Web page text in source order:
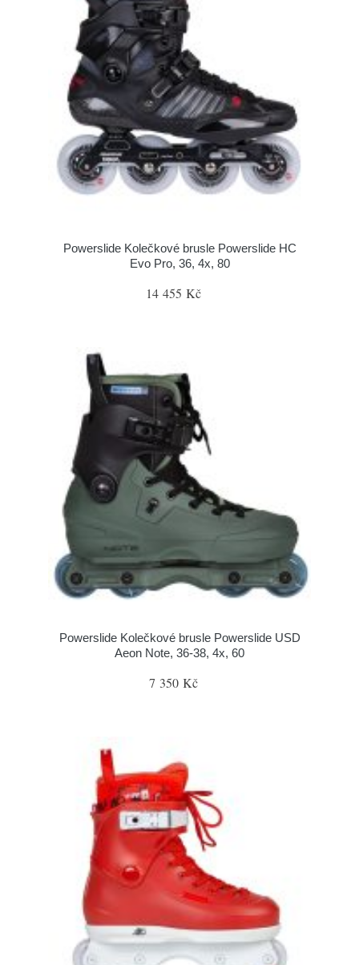
Powerslide Kolečkové brusle Powerslide HC
Evo Pro, 36, 4x, 80
14 455 Kč
Powerslide Kolečkové brusle Powerslide USD
Aeon Note, 36-38, 4x, 60
7 350 Kč